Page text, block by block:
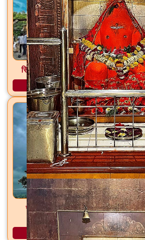
सिद्धेश्वर महादेव मंदिर पाल, ता. फुलंब्री, जि.
अधिक माहिती
सांब सदाशिव मंदिर डोंगरगाव (शिव), ता.
संभाजीनगर
अधिक माहिती